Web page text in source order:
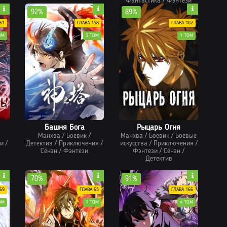
/
Башня Бога
Манхва / Боевик /
Детектив / Приключения /
Сёнэн / Фэнтези
92%
ГЛАВА 158
3 ТОМ
Рыцарь Огня
Манхва / Боевик / Боевые
искусства/ Приключения /
Фэнтези / Сёнэн /
Детектив
89%
ГЛАВА 102
1 ТОМ
70%
ГЛАВА 65
1 ТОМ
91%
ГЛАВА 166
4 ТОМ